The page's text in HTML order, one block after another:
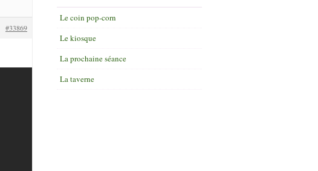
#33869
Le coin pop-corn
Le kiosque
La prochaine séance
La taverne